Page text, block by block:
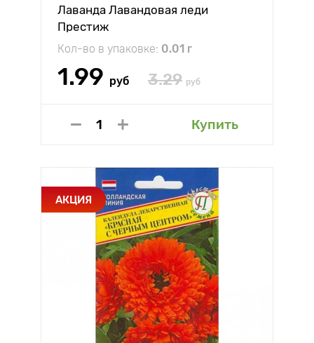
Лаванда Лавандовая леди
Престиж
Кол-во в упаковке: 0.01 г
1.99 руб 3.29 руб
Купить
АКЦИЯ